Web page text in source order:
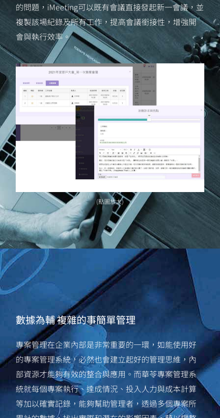
的問題，iMeeting可以既有會議直接發起新一會議，並
複製該場紀錄及所有工作，提高會議銜接性，增強開
會與執行效率。
(點圖放大)
數據為輔 複雜的事簡單管理
專案管理在企業內部是非常重要的一環，如能使用好
的專案管理系統，必然也會建立起好的管理思維，內
部資源才能夠有效的整合與應用。而華苓專案管理系
統就每個專案執行、達成情況、投入人力與成本計算
等加以確實記錄，能夠幫助管理者，透過多個專案所